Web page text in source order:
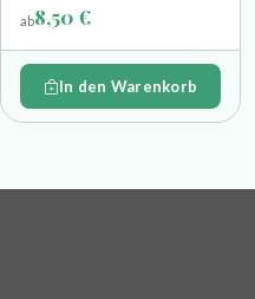
ab8,50 €
In den Warenkorb